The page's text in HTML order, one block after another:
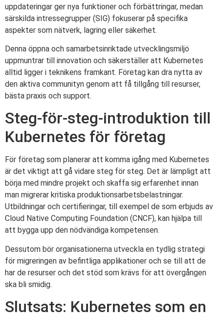
uppdateringar ger nya funktioner och förbättringar, medan
särskilda intressegrupper (SIG) fokuserar på specifika
aspekter som nätverk, lagring eller säkerhet.
Denna öppna och samarbetsinriktade utvecklingsmiljö
uppmuntrar till innovation och säkerställer att Kubernetes
alltid ligger i teknikens framkant. Företag kan dra nytta av
den aktiva communityn genom att få tillgång till resurser,
bästa praxis och support.
Steg-för-steg-introduktion till
Kubernetes för företag
För företag som planerar att komma igång med Kubernetes
är det viktigt att gå vidare steg för steg. Det är lämpligt att
börja med mindre projekt och skaffa sig erfarenhet innan
man migrerar kritiska produktionsarbetsbelastningar.
Utbildningar och certifieringar, till exempel de som erbjuds av
Cloud Native Computing Foundation (CNCF), kan hjälpa till
att bygga upp den nödvändiga kompetensen.
Dessutom bör organisationerna utveckla en tydlig strategi
för migreringen av befintliga applikationer och se till att de
har de resurser och det stöd som krävs för att övergången
ska bli smidig.
Slutsats: Kubernetes som en